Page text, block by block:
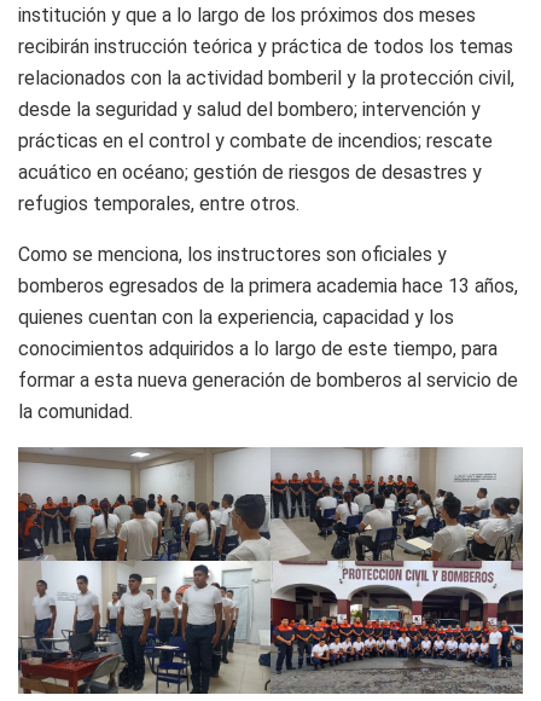
institución y que a lo largo de los próximos dos meses
recibirán instrucción teórica y práctica de todos los temas
relacionados con la actividad bomberil y la protección civil,
desde la seguridad y salud del bombero; intervención y
prácticas en el control y combate de incendios; rescate
acuático en océano; gestión de riesgos de desastres y
refugios temporales, entre otros.
Como se menciona, los instructores son oficiales y
bomberos egresados de la primera academia hace 13 años,
quienes cuentan con la experiencia, capacidad y los
conocimientos adquiridos a lo largo de este tiempo, para
formar a esta nueva generación de bomberos al servicio de
la comunidad.